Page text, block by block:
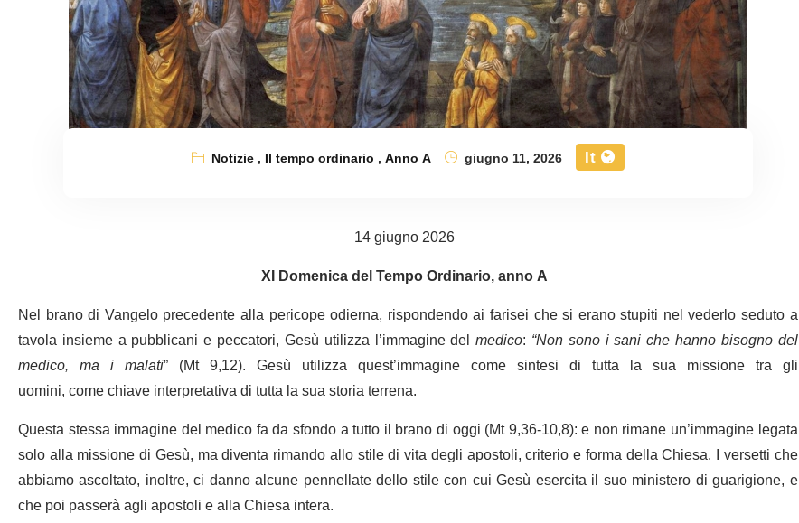
Notizie, Il tempo ordinario ,Anno A giugno 11, 2026 It
14 giugno 2026
XI Domenica del Tempo Ordinario, anno A
Nel brano di Vangelo precedente alla pericope odierna, rispondendo ai farisei che si erano stupiti nel vederlo seduto a
tavola insieme a pubblicani e peccatori, Gesù utilizza l’immagine delmedico: “Non sono i sani che hanno bisogno del
medico, ma i malati” (Mt 9,12). Gesù utilizza quest’immagine come sintesi di tutta la sua missione tra gli
uomini, come chiave interpretativa di tutta la sua storia terrena.
Questa stessa immagine del medico fa da sfondo a tutto il brano di oggi (Mt 9,36-10,8): e non rimane un’immagine legata
solo alla missione di Gesù, ma diventa rimando allo stile di vita degli apostoli, criterio e forma della Chiesa. I versetti che
abbiamo ascoltato, inoltre, ci danno alcune pennellate dello stile con cui Gesù esercita il suo ministero di guarigione, e
che poi passerà agli apostoli e alla Chiesa intera.